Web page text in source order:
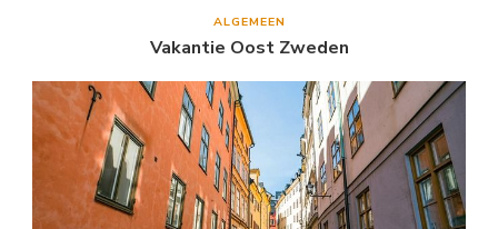
ALGEMEEN
Vakantie Oost Zweden